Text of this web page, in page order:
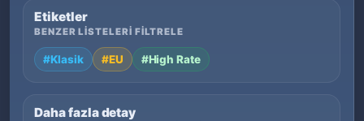
Etiketler
BENZER LISTELERI FILTRELE
#Klasik #EU #High Rate
Daha fazla detay